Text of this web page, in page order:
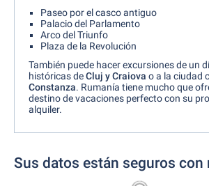
Paseo por el casco antiguo
Palacio del Parlamento
Arco del Triunfo
Plaza de la Revolución
También puede hacer excursiones de un
históricas deCluj y Craiova o a la ciudad
Constanza. Rumanía tiene mucho que
destino de vacaciones perfecto con su
alquiler.
Sus datos están seguros con